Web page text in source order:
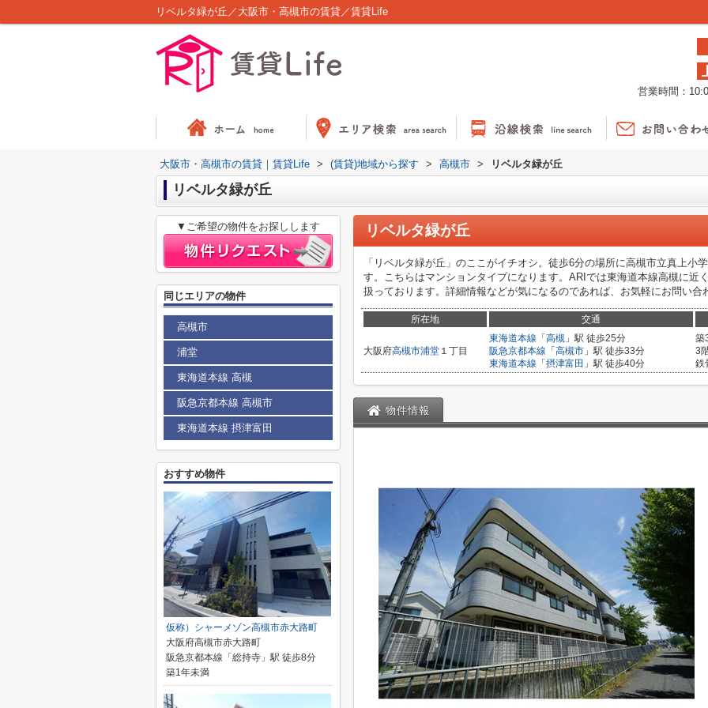
リベルタ緑が丘／大阪市・高槻市の賃貸／賃貸Life
営業時間：
大阪市・高槻市の賃貸｜賃貸Life > (賃貸)地域から探す > 高槻市 > リベルタ緑が丘
リベルタ緑が丘
リベルタ緑が丘
「リベルタ緑が丘」のここがイチオシ。徒歩6分の場所に高槻市立真上小
す。こちらはマンションタイプになります。ARIでは東海道本線高槻に近
扱っております。詳細情報などが気になるのであれば、お気軽にお問い合
所在地 交通
大阪府高槻市浦堂 １丁目
東海道本線 「 高槻 」駅 徒歩25分
阪急京都本線 「 高槻市 」駅 徒歩33分
東海道本線 「 摂津富田 」駅 徒歩40分
築
3
鉄
物件情報
▼ご希望の物件をお探しします
同じエリアの物件
高槻市
浦堂
東海道本線 高槻
阪急京都本線 高槻市
東海道本線 摂津富田
おすすめ物件
仮称）シャーメゾン高槻市赤大路町
大阪府高槻市赤大路町
阪急京都本線「総持寺」駅 徒歩8分
築1年未満